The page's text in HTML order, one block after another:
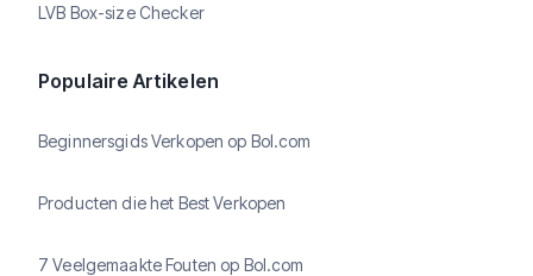
LVB Box-size Checker
Populaire Artikelen
Beginnersgids Verkopen op Bol.com
Producten die het Best Verkopen
7 Veelgemaakte Fouten op Bol.com